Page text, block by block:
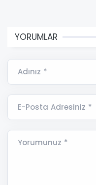
YORUMLAR
Adınız *
E-Posta Adresiniz *
Yorumunuz *